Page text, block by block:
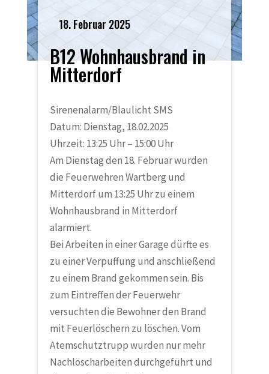
18. Februar 2025
B12 Wohnhausbrand in
Mitterdorf
Sirenenalarm/Blaulicht SMS
Datum: Dienstag, 18.02.2025
Uhrzeit: 13:25 Uhr – 15:00 Uhr
Am Dienstag den 18. Februar wurden
die Feuerwehren Wartberg und
Mitterdorf um 13:25 Uhr zu einem
Wohnhausbrand in Mitterdorf
alarmiert.
Bei Arbeiten in einer Garage dürfte es
zu einer Verpuffung und anschließend
zu einem Brand gekommen sein. Bis
zum Eintreffen der Feuerwehr
versuchten die Bewohner den Brand
mit Feuerlöschern zu löschen. Vom
Atemschutztrupp wurden nur mehr
Nachlöscharbeiten durchgeführt und